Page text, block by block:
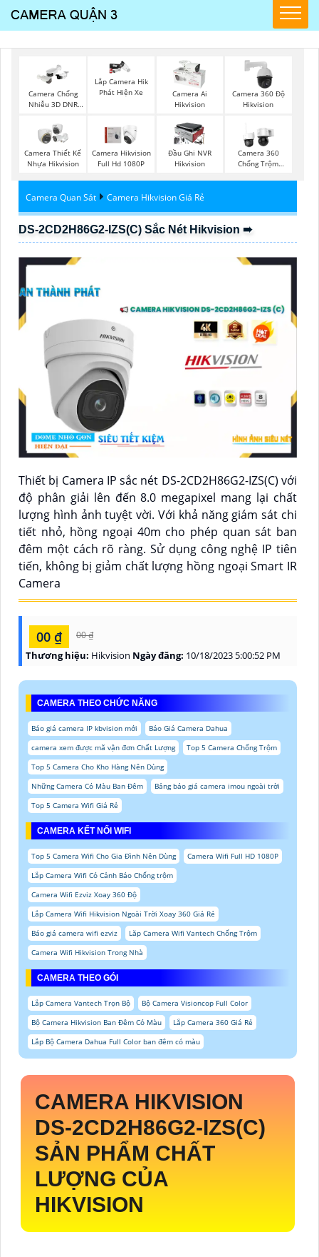
Camera Chống
Nhiễu 3D DNR
Lắp Camera Hik
Phát Hiện Xe
Camera Ai
Hikvision
Camera 360 Độ
Hikvision
Camera Thiết Kế
Nhựa Hikvision
Camera Hikvision
Full Hd 1080P
Đầu Ghi NVR
Hikvision
Camera 360
Chống Trộm
Camera Quan Sát Camera Hikvision Giá Rẻ
DS-2CD2H86G2-IZS(C) Sắc Nét Hikvision ➠
Thiết bị Camera IP sắc nét DS-2CD2H86G2-IZS(C) với
độ phân giải lên đến 8.0 megapixel mang lại chất
lượng hình ảnh tuyệt vời. Với khả năng giám sát chi
tiết nhỏ, hồng ngoại 40m cho phép quan sát ban
đêm một cách rõ ràng. Sử dụng công nghệ IP tiên
tiến, không bị giảm chất lượng hồng ngoại Smart IR
Camera
00 ₫ 00 ₫
Thương hiệu: Hikvision Ngày đăng: 10/18/2023 5:00:52 PM
CAMERA THEO CHỨC NĂNG
Báo giá camera IP kbvision mới
Báo Giá Camera Dahua
camera xem được mã vận đơn Chất Lượng
Top 5 Camera Chống Trộm
Top 5 Camera Cho Kho Hàng Nên Dùng
Những Camera Có Màu Ban Đêm
Bảng báo giá camera imou ngoài trời
Top 5 Camera Wifi Giá Rẻ
CAMERA KẾT NỐI WIFI
Top 5 Camera Wifi Cho Gia Đình Nên Dùng
Camera Wifi Full HD 1080P
Lắp Camera Wifi Có Cảnh Báo Chống trộm
Camera Wifi Ezviz Xoay 360 Độ
Lắp Camera Wifi Hikvision Ngoài Trời Xoay 360 Giá Rẻ
Báo giá camera wifi ezviz
Lăp Camera Wifi Vantech Chống Trộm
Camera Wifi Hikvision Trong Nhà
CAMERA THEO GÓI
Lắp Camera Vantech Trọn Bộ
Bộ Camera Visioncop Full Color
Bộ Camera Hikvision Ban Đêm Có Màu
Lắp Camera 360 Giá Rẻ
Lắp Bộ Camera Dahua Full Color ban đêm có màu
CAMERA HIKVISION
DS-2CD2H86G2-IZS(C)
SẢN PHẨM CHẤT
LƯỢNG CỦA
HIKVISION